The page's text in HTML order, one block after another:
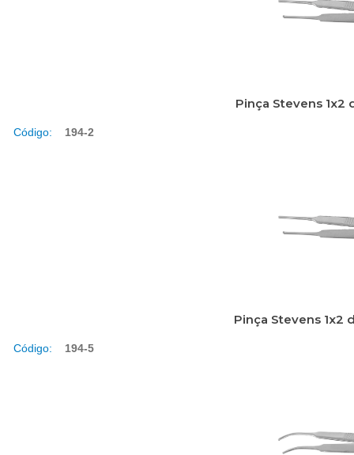
Pinça Stevens 1x2
Código: 194-2
Pinça Stevens 1x2
Código: 194-5